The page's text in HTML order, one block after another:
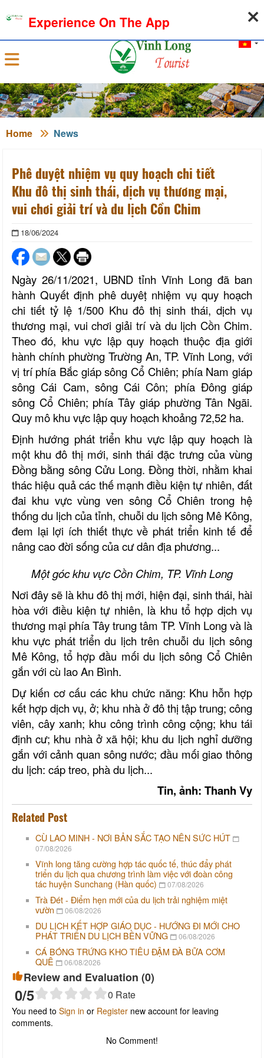
Sign in
Home News
Phê duyệt nhiệm vụ quy hoạch chi tiết
Khu đô thị sinh thái, dịch vụ thương mại,
vui chơi giải trí và du lịch Cồn Chim
18/06/2024
Ngày 26/11/2021, UBND tỉnh Vĩnh Long đã ban
hành Quyết định phê duyêṭ nhiệm vụ quy hoạch
chi tiết tỷ lệ 1/500 Khu đô thị sinh thái, dịch vụ
thương mại, vui chơi giải trí và du lịch Cồn Chim.
Theo đó, khu vực lập quy hoạch thuộc địa giới
hành chính phường Trường An, TP. Vĩnh Long, với
vị trí phía Bắc giáp sông Cổ Chiên; phía Nam giáp
sông Cái Cam, sông Cái Côn; phía Đông giáp
sông Cổ Chiên; phía Tây giáp phường Tân Ngãi.
Quy mô khu vực lập quy hoạch khoảng 72,52 ha.
Định hướng phát triển khu vực lập quy hoạch là
một khu đô thị mới, sinh thái đặc trưng của vùng
Đồng bằng sông Cửu Long. Đồng thời, nhằm khai
thác hiệu quả các thế mạnh điều kiện tự nhiên, đất
đai khu vực vùng ven sông Cổ Chiên trong hệ
thống du lịch của tỉnh, chuỗi du lịch sông Mê Kông,
đem lại lợi ích thiết thực về phát triển kinh tế để
nâng cao đời sống của cư dân địa phương...
Một góc khu vực Cồn Chim, TP. Vĩnh Long
Nơi đây sẽ là khu đô thị mới, hiện đại, sinh thái, hài
hòa với điều kiện tự nhiên, là khu tổ hợp dịch vụ
thương mại phía Tây trung tâm TP. Vĩnh Long và là
khu vực phát triển du lịch trên chuỗi du lịch sông
Mê Kông, tổ hợp đầu mối du lịch sông Cổ Chiên
gắn với cù lao An Bình.
Dự kiến cơ cấu các khu chức năng: Khu hỗn hợp
kết hợp dịch vụ, ở; khu nhà ở đô thị tập trung; công
viên, cây xanh; khu công trình công cộng; khu tái
định cư; khu nhà ở xã hội; khu du lịch nghỉ dưỡng
gắn với cảnh quan sông nước; đầu mối giao thông
du lịch: cáp treo, phà du lịch...
Tin, ảnh: Thanh Vy
Related Post
CÙ LAO MINH - NƠI BẢN SẮC TẠO NÊN SỨC HÚT
07/08/2026
Vĩnh long tăng cường hợp tác quốc tế, thúc đẩy phát
triển du lịch qua chương trình làm việc với đoàn công
tác huyện Sunchang (Hàn quốc)
07/08/2026
Trà Đét - Điểm hẹn mới của du lịch trải nghiệm miệt
vườn
06/08/2026
DU LỊCH KẾT HỢP GIÁO DỤC - HƯỚNG ĐI MỚI CHO
PHÁT TRIỂN DU LỊCH BỀN VỮNG
06/08/2026
CÁ BÓNG TRỨNG KHO TIÊU ĐẬM ĐÀ BỮA CƠM
QUÊ
06/08/2026
Review and Evaluation (0)
0/5 0 Rate
You need to Sign in or Register new account for leaving
comments.
No Comment!
Experience On The App